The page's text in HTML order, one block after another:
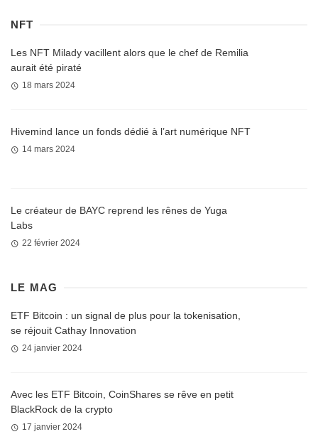
NFT
Les NFT Milady vacillent alors que le chef de Remilia
aurait été piraté
18 mars 2024
Hivemind lance un fonds dédié à l’art numérique NFT
14 mars 2024
Le créateur de BAYC reprend les rênes de Yuga
Labs
22 février 2024
LE MAG
ETF Bitcoin : un signal de plus pour la tokenisation,
se réjouit Cathay Innovation
24 janvier 2024
Avec les ETF Bitcoin, CoinShares se rêve en petit
BlackRock de la crypto
17 janvier 2024